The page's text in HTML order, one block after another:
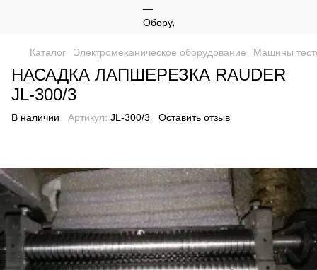
Каталог Электромеханическое оборудование Машины
НАСАДКА ЛАПШЕРЕЗКА RAUDER
JL-300/3
В наличии Артикул: JL-300/3 Оставить отзыв